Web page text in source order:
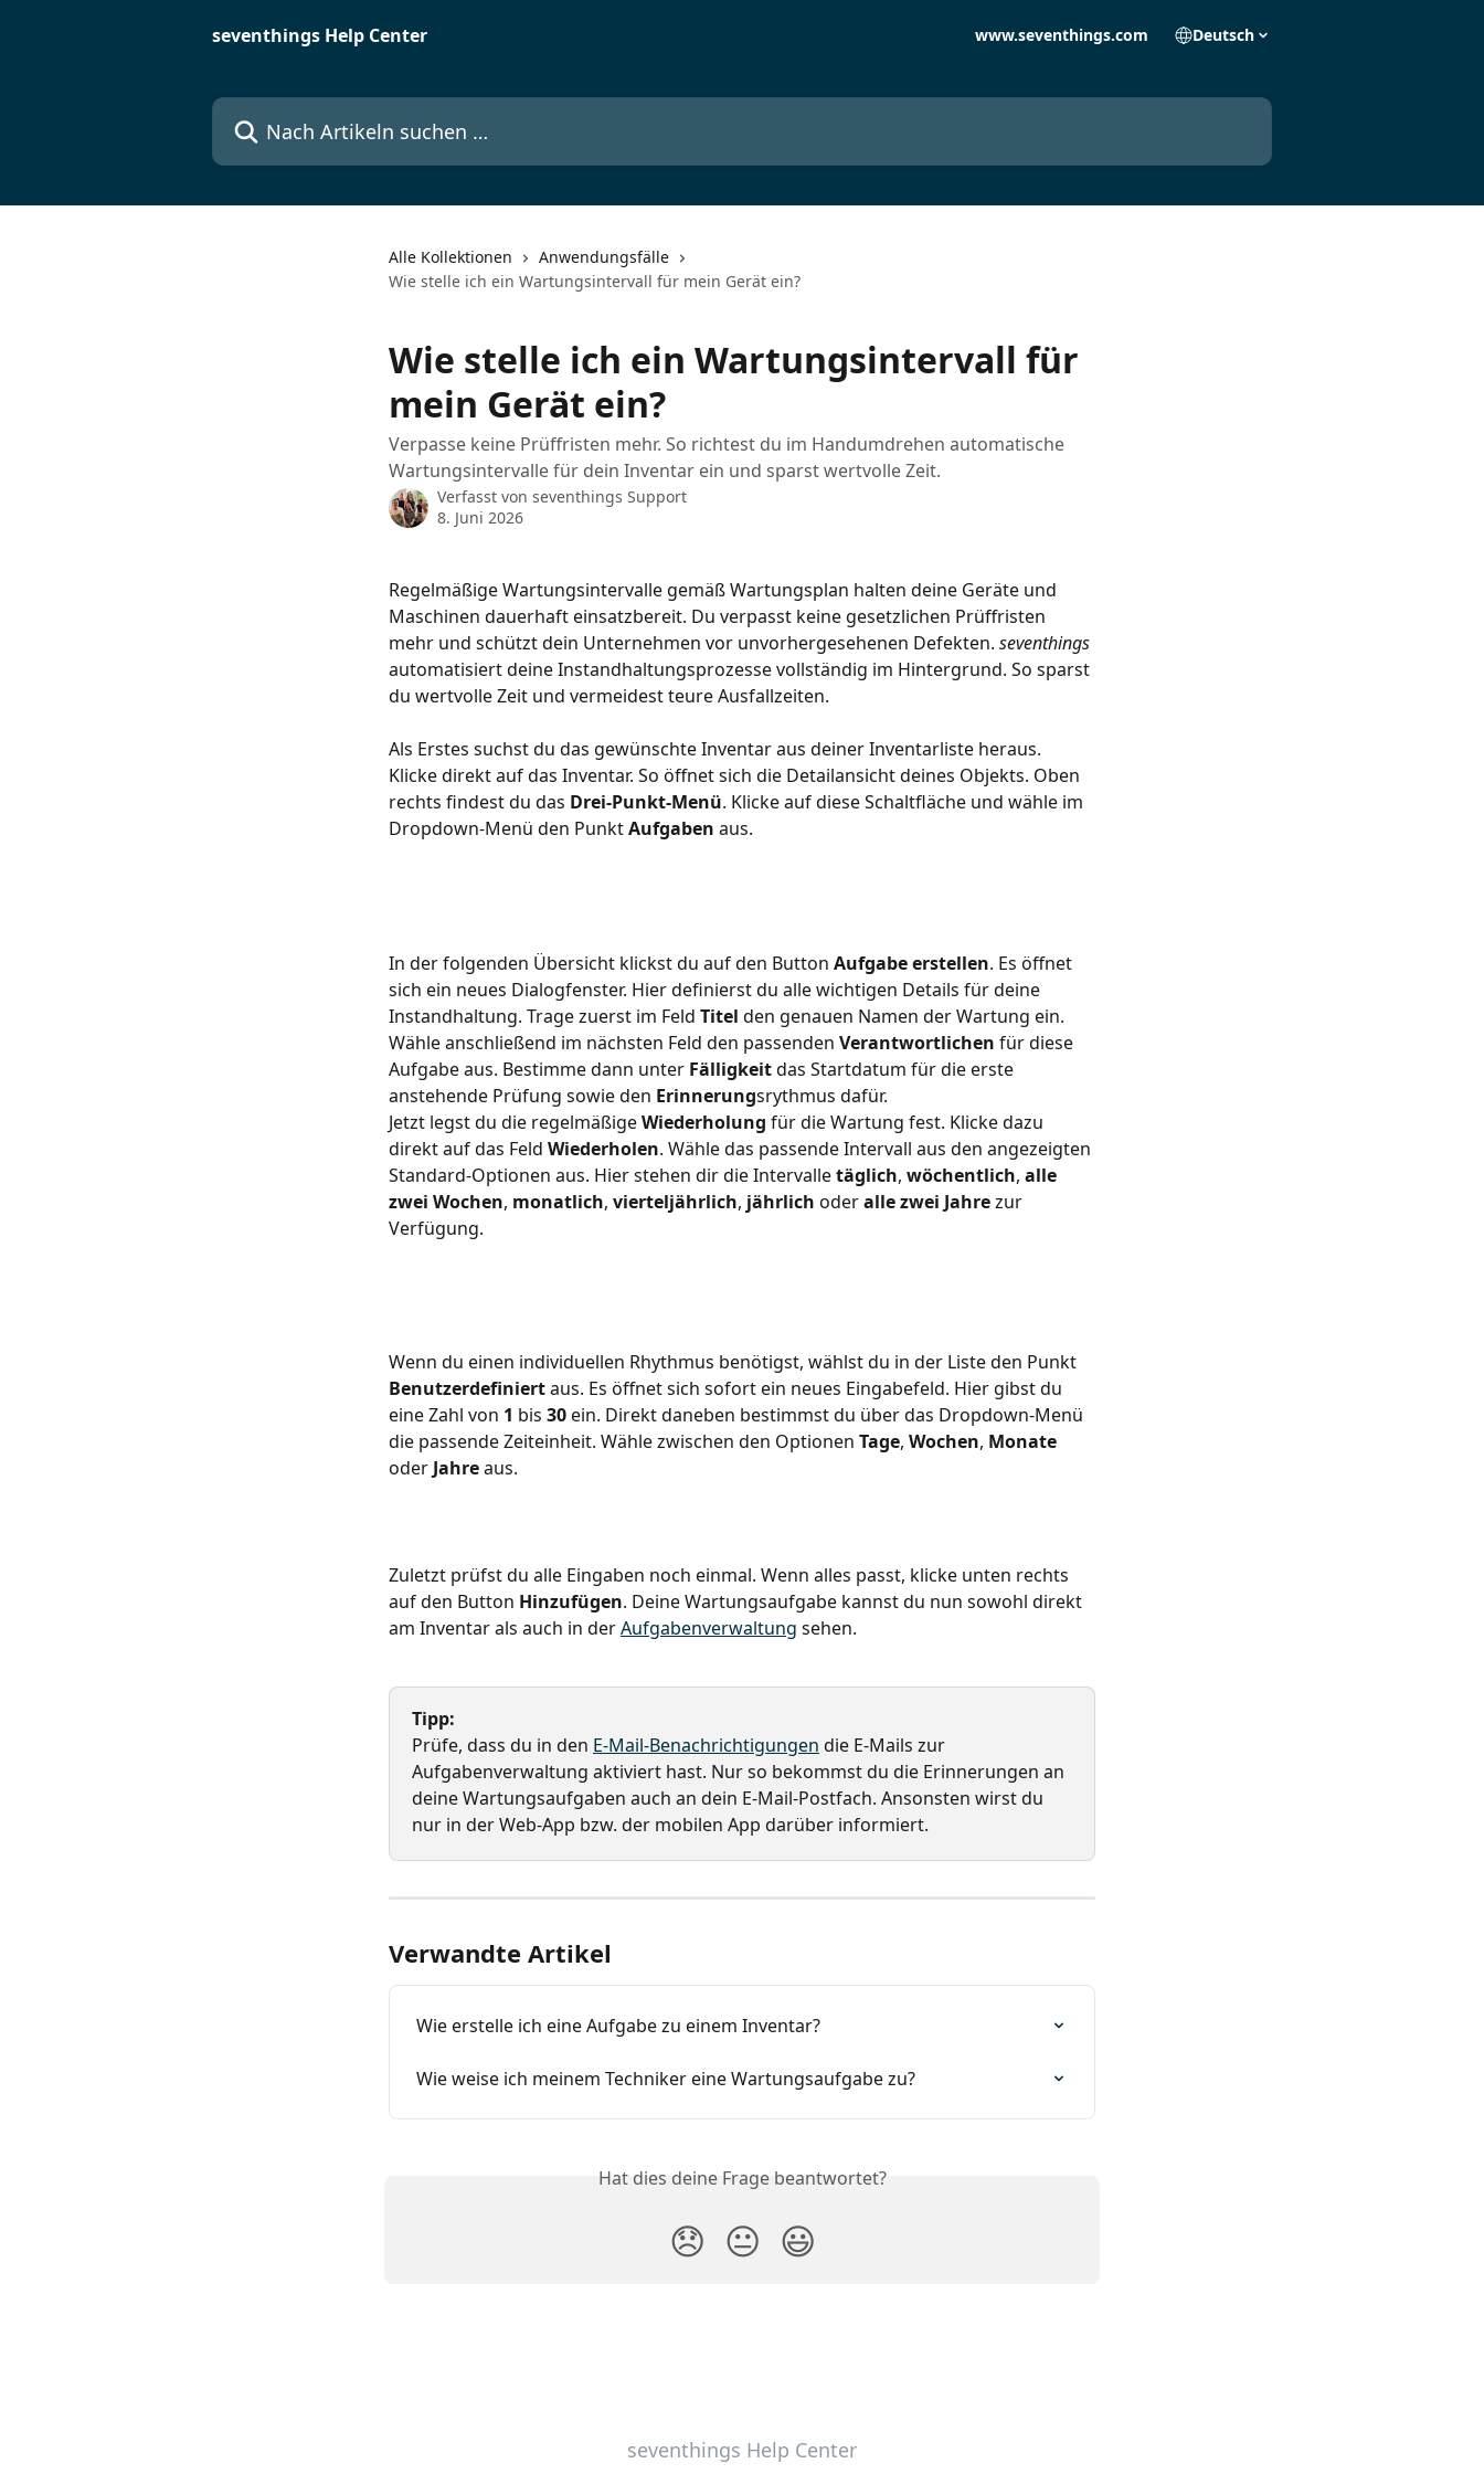
seventhings Help Center
www.seventhings.com Deutsch
Nach Artikeln suchen …
Alle Kollektionen
Anwendungsfälle
Wie stelle ich ein Wartungsintervall für mein Gerät ein?
Wie stelle ich ein Wartungsintervall für
mein Gerät ein?
Verpasse keine Prüffristen mehr. So richtest du im Handumdrehen automatische
Wartungsintervalle für dein Inventar ein und sparst wertvolle Zeit.
Verfasst von seventhings Support
8. Juni 2026
Regelmäßige Wartungsintervalle gemäß Wartungsplan halten deine Geräte und
Maschinen dauerhaft einsatzbereit. Du verpasst keine gesetzlichen Prüffristen
mehr und schützt dein Unternehmen vor unvorhergesehenen Defekten. seventhings
automatisiert deine Instandhaltungsprozesse vollständig im Hintergrund. So sparst
du wertvolle Zeit und vermeidest teure Ausfallzeiten.
Als Erstes suchst du das gewünschte Inventar aus deiner Inventarliste heraus.
Klicke direkt auf das Inventar. So öffnet sich die Detailansicht deines Objekts. Oben
rechts findest du das Drei-Punkt-Menü. Klicke auf diese Schaltfläche und wähle im
Dropdown-Menü den Punkt Aufgaben aus.
In der folgenden Übersicht klickst du auf den Button Aufgabe erstellen. Es öffnet
sich ein neues Dialogfenster. Hier definierst du alle wichtigen Details für deine
Instandhaltung. Trage zuerst im Feld Titel den genauen Namen der Wartung ein.
Wähle anschließend im nächsten Feld den passenden Verantwortlichen für diese
Aufgabe aus. Bestimme dann unter Fälligkeit das Startdatum für die erste
anstehende Prüfung sowie den Erinnerungsrythmus dafür.
Jetzt legst du die regelmäßige Wiederholung für die Wartung fest. Klicke dazu
direkt auf das Feld Wiederholen. Wähle das passende Intervall aus den angezeigten
Standard-Optionen aus. Hier stehen dir die Intervalle täglich, wöchentlich, alle
zwei Wochen, monatlich, vierteljährlich, jährlich oder alle zwei Jahre zur
Verfügung.
Wenn du einen individuellen Rhythmus benötigst, wählst du in der Liste den Punkt
Benutzerdefiniert aus. Es öffnet sich sofort ein neues Eingabefeld. Hier gibst du
eine Zahl von 1 bis 30 ein. Direkt daneben bestimmst du über das Dropdown-Menü
die passende Zeiteinheit. Wähle zwischen den Optionen Tage, Wochen, Monate
oder Jahre aus.
Zuletzt prüfst du alle Eingaben noch einmal. Wenn alles passt, klicke unten rechts
auf den Button Hinzufügen. Deine Wartungsaufgabe kannst du nun sowohl direkt
am Inventar als auch in der Aufgabenverwaltung sehen.
Tipp:
Prüfe, dass du in den E-Mail-Benachrichtigungen die E-Mails zur
Aufgabenverwaltung aktiviert hast. Nur so bekommst du die Erinnerungen an
deine Wartungsaufgaben auch an dein E-Mail-Postfach. Ansonsten wirst du
nur in der Web-App bzw. der mobilen App darüber informiert.
Verwandte Artikel
Wie erstelle ich eine Aufgabe zu einem Inventar?
Wie weise ich meinem Techniker eine Wartungsaufgabe zu?
Hat dies deine Frage beantwortet?
😞 😐 😃
seventhings Help Center